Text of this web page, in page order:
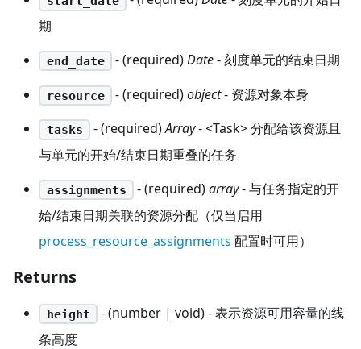
期
end_date - (required)Date- 刻度单元的结束日期
resource - (required)object- 资源对象本身
tasks - (required)Array- <Task> 分配给该资源且
与单元的开始/结束日期重叠的任务
assignments - (required)array- 与任务指定的开
始/结束日期关联的资源分配（仅当启用
process_resource_assignments 配置时可用）
Returns
height
- (number | void) - 表示资源可用容量的线
条高度